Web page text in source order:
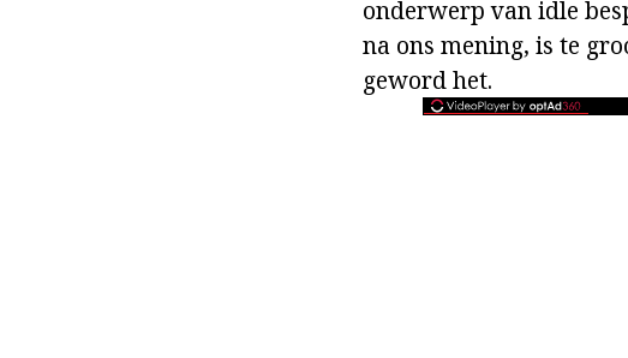
onderwerp van idle
na ons mening, is te
geword het.